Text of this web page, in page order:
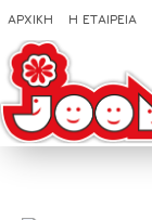
ΑΡΧΙΚΗ Η ΕΤΑΙΡΕΙΑ